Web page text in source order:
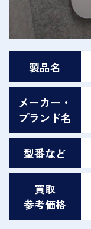
製品名
メーカー・
ブランド名
型番など
買取
参考価格